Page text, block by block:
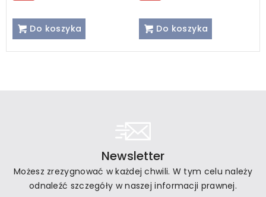
Do koszyka Do koszyka
Newsletter
Możesz zrezygnować w każdej chwili. W tym celu należy
odnaleźć szczegóły w naszej informacji prawnej.